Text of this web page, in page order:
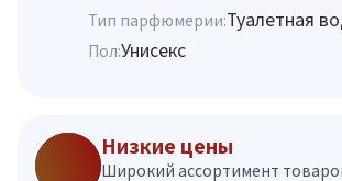
Тип парфюмерии:Туалетная
Пол:Унисекс
Низкие цены
Широкий ассортимент